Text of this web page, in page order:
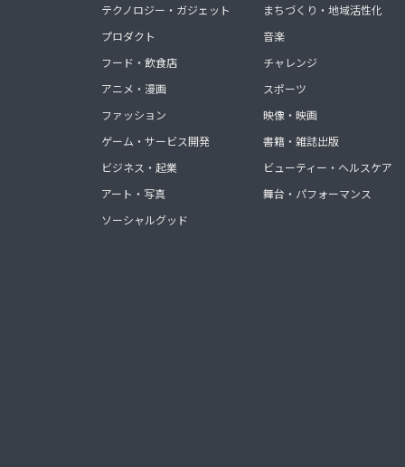
テクノロジー・ガジェット
プロダクト
フード・飲食店
アニメ・漫画
ファッション
ゲーム・サービス開発
ビジネス・起業
アート・写真
ソーシャルグッド
まちづくり・地域活性化
音楽
チャレンジ
スポーツ
映像・映画
書籍・雑誌出版
ビューティー・ヘルスケア
舞台・パフォーマンス